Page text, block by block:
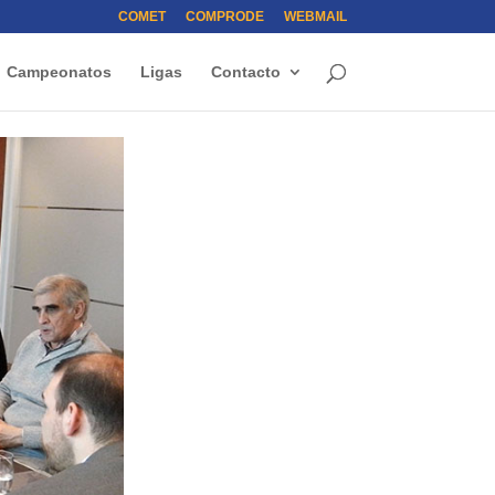
COMET COMPRODE WEBMAIL
Campeonatos Ligas Contacto